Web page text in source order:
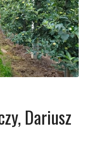
Dariusz